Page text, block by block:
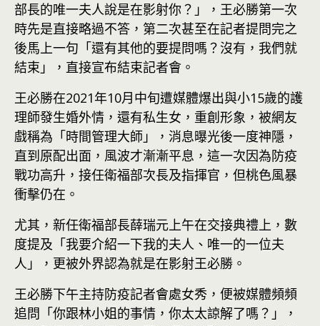
部長的唯一夫人說是在影射你？」，王必勝第一次
時先是直接略過不答，第二次甚至在記者提問完之
後馬上一句「還有其他的要提問嗎？沒有，我們就
結束」，直接宣布結束記者會。
王必勝在2021年10月中旬遭媒體爆出與小15歲的護
理師發生婚外情，還有私生女，重創形象，被網友
戲稱為「時間管理大師」，消息曝光後一度神隱，
直到原配出面，風波才漸漸平息，這一次因為防疫
戰功高升，接任衛福部次長及指揮官，但桃色風暴
衝擊仍在。
尤其，新任衛福部長薛瑞元上午在交接典禮上，數
度提及「我要介紹一下我的夫人、唯一的一位夫
人」，更被外界認為就是在影射王必勝。
王必勝下午主持防疫記者會處女秀，便被媒體頻頻
追問「你跟林小姐的事情，你太太諒解了嗎？」，